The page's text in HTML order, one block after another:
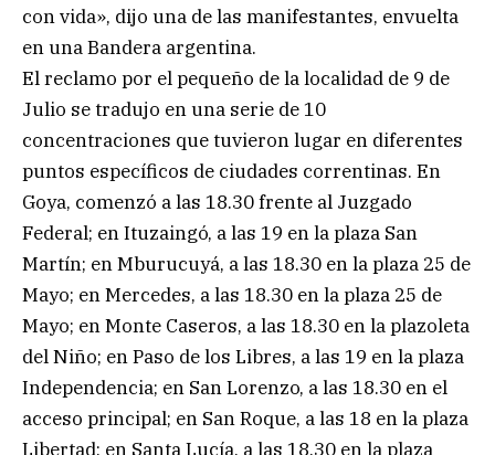
con vida», dijo una de las manifestantes, envuelta
en una Bandera argentina.
El reclamo por el pequeño de la localidad de 9 de
Julio se tradujo en una serie de 10
concentraciones que tuvieron lugar en diferentes
puntos específicos de ciudades correntinas. En
Goya, comenzó a las 18.30 frente al Juzgado
Federal; en Ituzaingó, a las 19 en la plaza San
Martín; en Mburucuyá, a las 18.30 en la plaza 25 de
Mayo; en Mercedes, a las 18.30 en la plaza 25 de
Mayo; en Monte Caseros, a las 18.30 en la plazoleta
del Niño; en Paso de los Libres, a las 19 en la plaza
Independencia; en San Lorenzo, a las 18.30 en el
acceso principal; en San Roque, a las 18 en la plaza
Libertad; en Santa Lucía, a las 18.30 en la plaza